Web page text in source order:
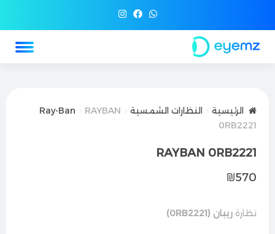
الرئيسية النظارات الشمسية Ray-Ban
RAYBAN
0RB2221
RAYBAN 0RB2221
₪570
نظارة ريبان (0RB2221)